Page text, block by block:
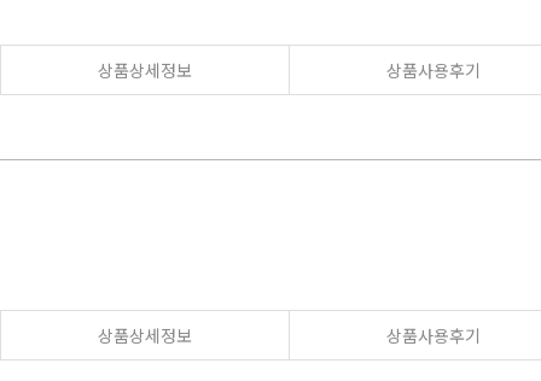
상품상세정보 상품사용후기
상품상세정보 상품사용후기